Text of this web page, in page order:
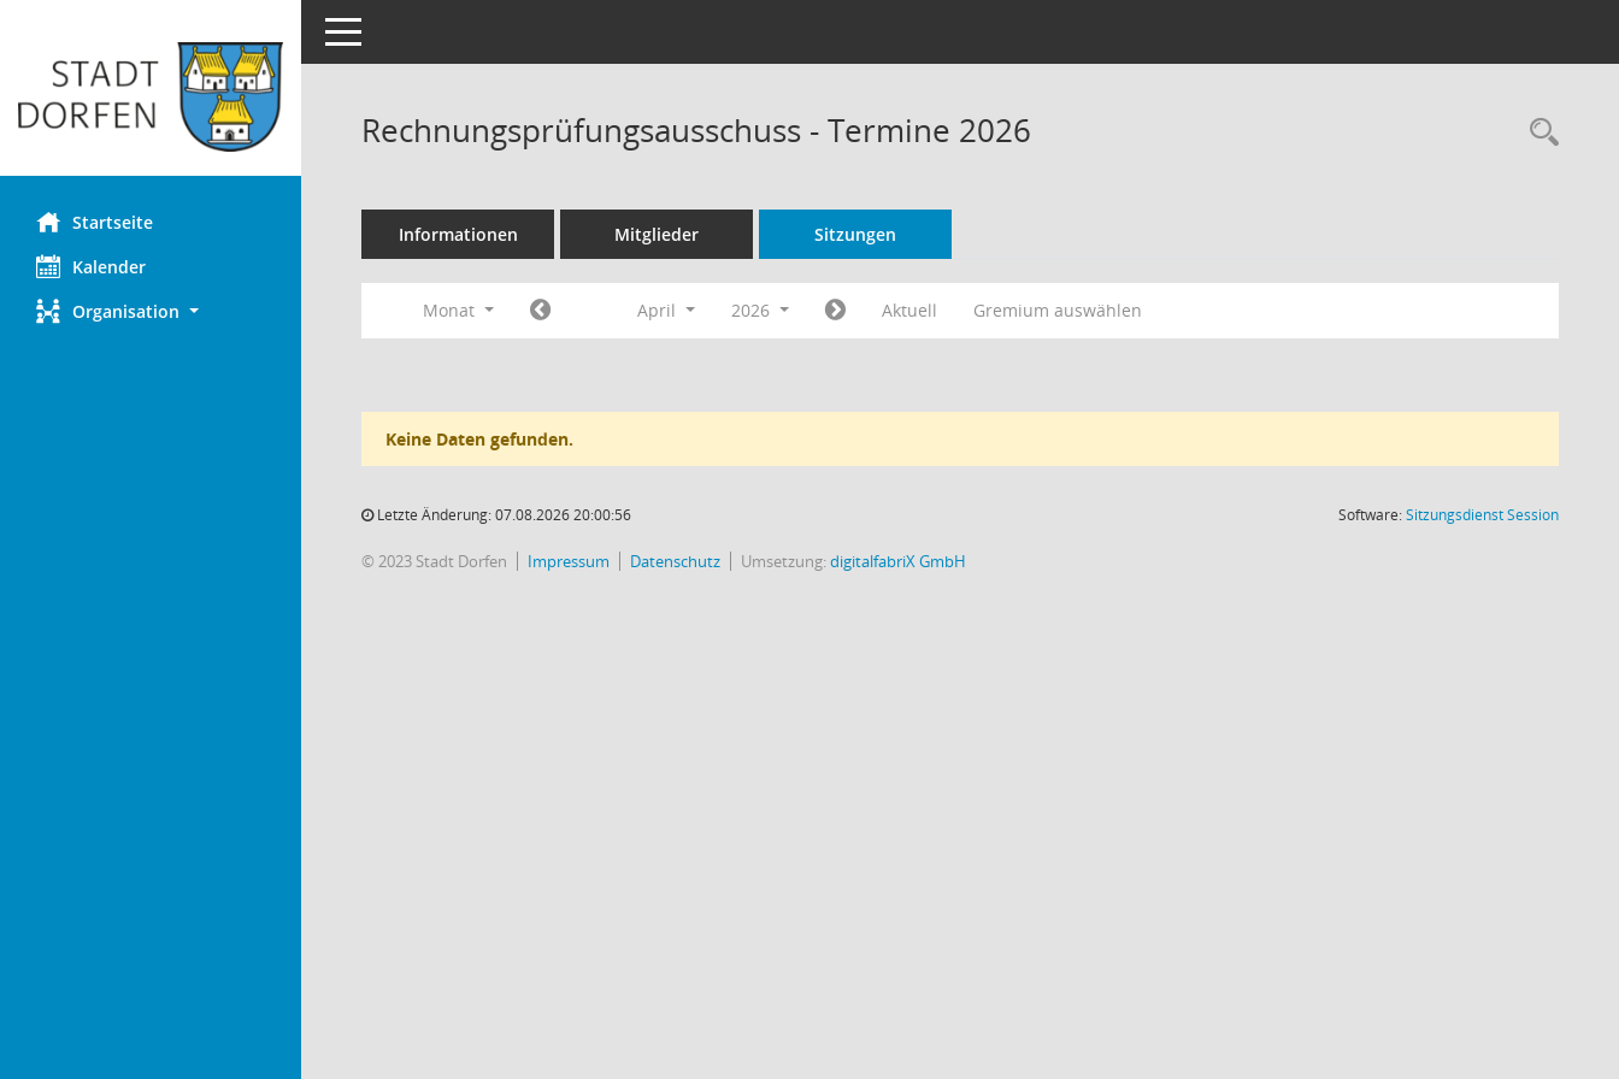
Startseite
Kalender
Organisation
Toggle navigation
Rechnungsprüfungsausschuss - Termine 2026
Informationen Mitglieder Sitzungen
Monat April 2026 Aktuell Gremium auswählen
Keine Daten gefunden.
Letzte Änderung: 07.08.2026 20:00:56 Software:SitzungsdienstSession(Wird in
© 2023 Stadt Dorfen Impressum Datenschutz Umsetzung:digitalfabriX GmbH